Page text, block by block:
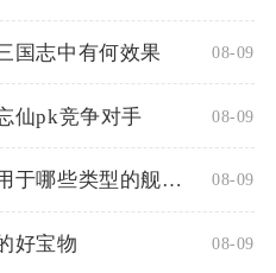
耗队、群雄极限爆发队三
国志中有何效果 08-09
仙pk竞争对手 08-09
无尽的拉格朗日适用于哪些类型的舰船升级 08-09
好宝物 08-09